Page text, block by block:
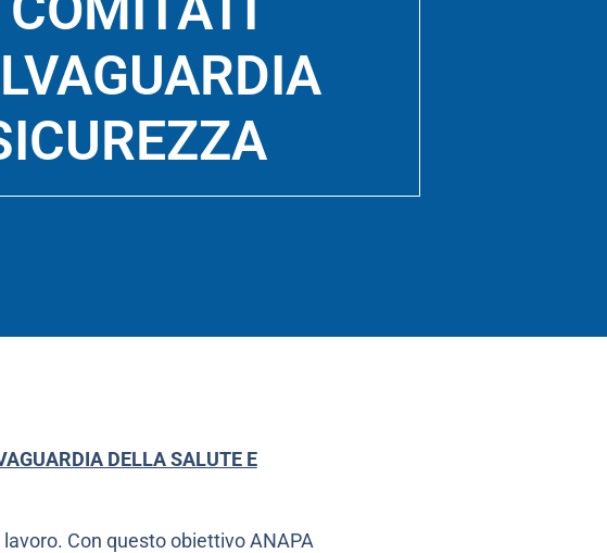
DELLA SALUTE E
Con questo obiettivo ANAPA